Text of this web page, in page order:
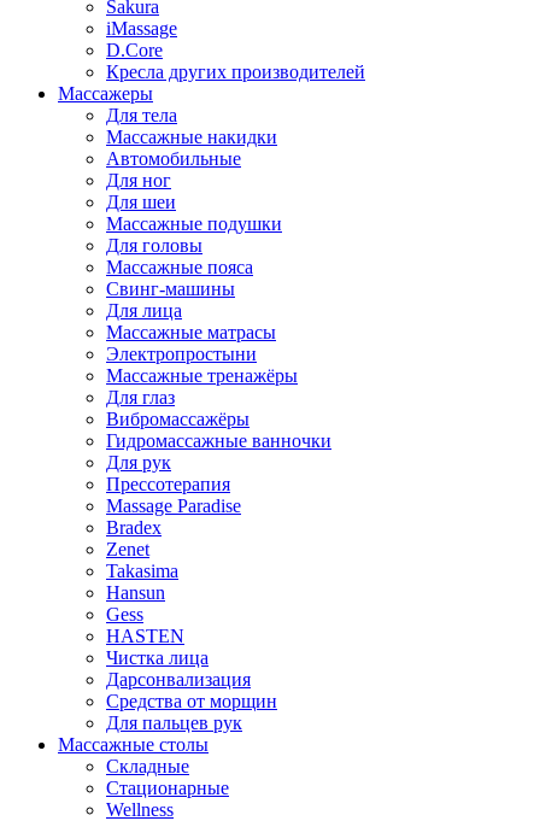
Sakura
iMassage
D.Core
Кресла других производителей
Массажеры
Для тела
Массажные накидки
Автомобильные
Для ног
Для шеи
Массажные подушки
Для головы
Массажные пояса
Свинг-машины
Для лица
Массажные матрасы
Электропростыни
Массажные тренажёры
Для глаз
Вибромассажёры
Гидромассажные ванночки
Для рук
Прессотерапия
Massage Paradise
Bradex
Zenet
Takasima
Hansun
Gess
HASTEN
Чистка лица
Дарсонвализация
Средства от морщин
Для пальцев рук
Массажные столы
Складные
Стационарные
Wellness